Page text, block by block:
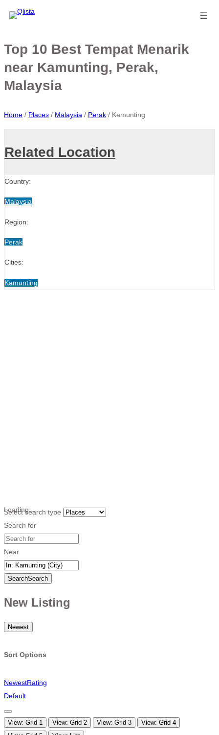
Top 10 Best Tempat Menarik
near Kamunting, Perak,
Malaysia
Home / Places / Malaysia / Perak / Kamunting
Related Location
Country:
Malaysia
Region:
Perak
Cities:
Kamunting
Loading…
Select search type
Search for
Near
SearchSearch
New Listing
Newest
Sort Options
NewestRating
Default
View: Grid 1 View: Grid 2 View: Grid 3
View: Grid 4